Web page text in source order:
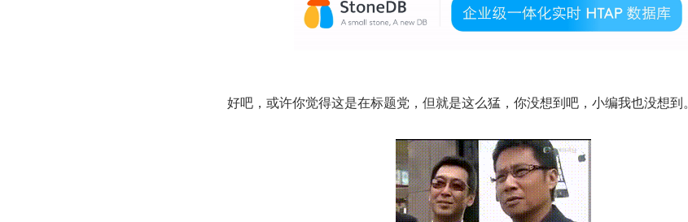
好吧，或许你觉得这是在标题党，但就是这么猛，你没想到吧，小编我也没想到。